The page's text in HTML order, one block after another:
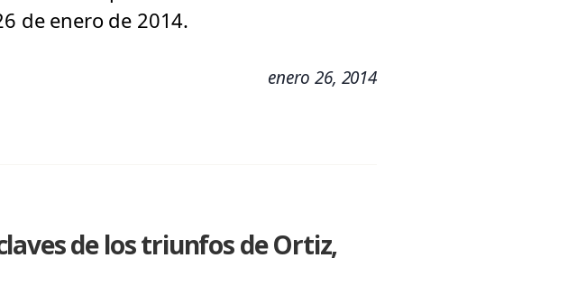
de enero de 2014.
enero 26, 2014
de los triunfos de Ortiz,